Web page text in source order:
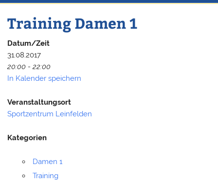
Training Damen 1
Datum/Zeit
31.08.2017
20:00 - 22:00
In Kalender speichern
Veranstaltungsort
Sportzentrum Leinfelden
Kategorien
Damen 1
Training